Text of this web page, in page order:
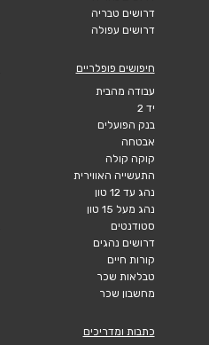
דרושים טבריה
דרושים עפולה
חיפושים פופלריים
עבודה מהבית
יד 2
בנק הפועלים
אבטחה
קוקה קולה
התעשייה האווירית
נהג עד 12 טון
נהג מעל 15 טון
סטודנטים
דרושים נהגים
קורות חיים
טבלאות שכר
מחשבון שכר
כתבות ומדריכים